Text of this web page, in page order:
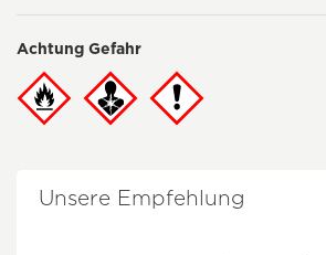
Achtung Gefahr
Unsere Empfehlung